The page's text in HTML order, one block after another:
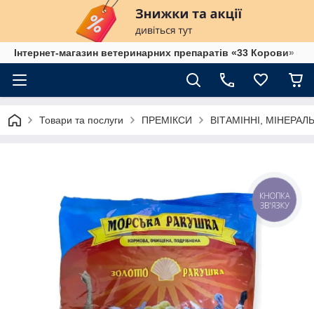
Інтернет-магазин ветеринарних препаратів «33 Корови»
Товари та послуги ПРЕМІКСИ ВІТАМІННІ,
КНОПКА
ЗВ'ЯЗКУ